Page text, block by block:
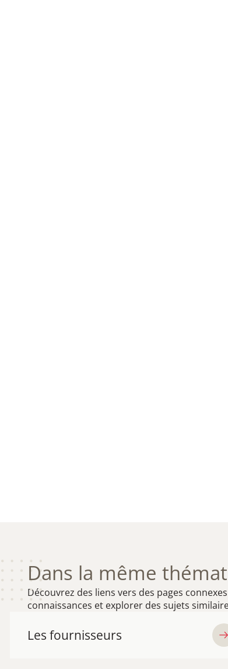
Dans la même
Découvrez des liens vers des pages
connaissances et explorer des sujets
Les fournisseurs